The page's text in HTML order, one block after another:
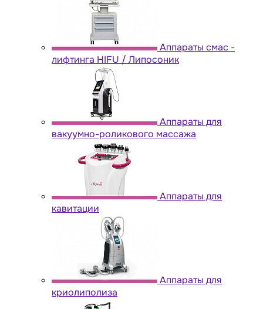
Аппараты cмас -
лифтинга HIFU / Липосоник
Аппараты для
вакуумно-роликового массажа
Аппараты для
кавитации
Аппараты для
криолиполиза